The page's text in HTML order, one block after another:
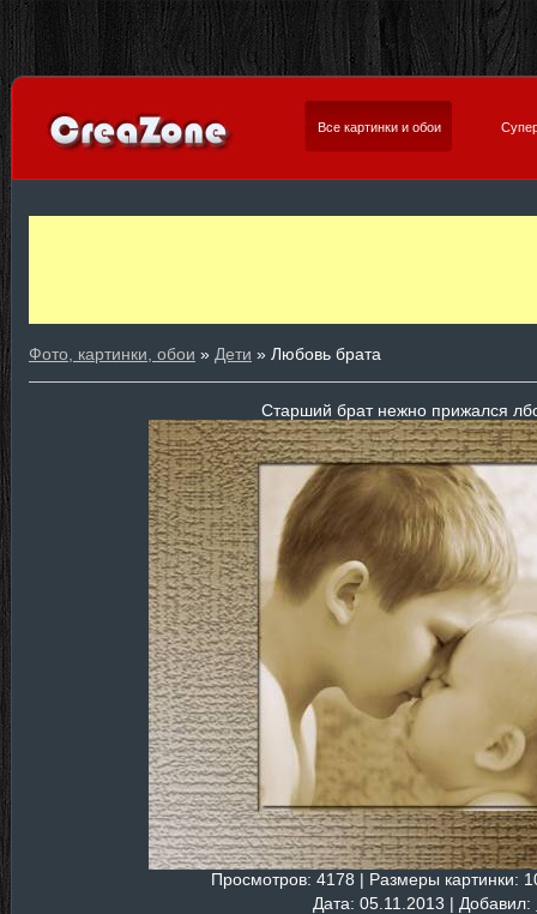
Все картинки и обои
Фото, картинки, обои » Дети » Любовь брата
Старший брат нежно прижался
Просмотров: 4178 | Размеры картинки:
Дата: 05.11.2013 | Добавил: